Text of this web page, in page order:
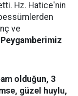
Hz. Hatice'nin
ve
Peygamberimiz
olduğun, 3
güzel huylu,